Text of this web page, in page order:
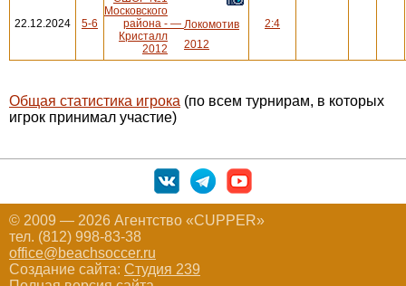
22.12.2024 5-6
Московского
района -
Кристалл
2012
— Локомотив
2012
2:4
Общая статистика игрока (по всем турнирам, в которых
игрок принимал участие)
© 2009 — 2026 Агентство «CUPPER»
тел. (812) 998-83-38
office@beachsoccer.ru
Создание сайта: Студия 239